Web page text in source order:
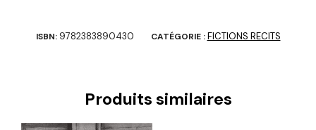
ISBN: 9782383890430 CATÉGORIE :FICTIONS RECITS
Produits similaires